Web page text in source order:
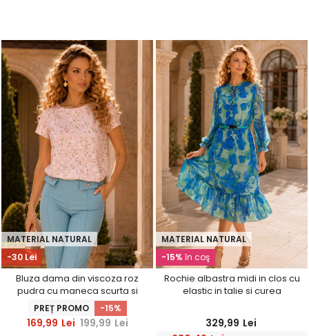
-30 Lei
MATERIAL NATURAL
Bluza dama din viscoza roz
pudra cu maneca scurta si
croi larg
PREȚ PROMO -15%
169,99 Lei 199,99 Lei
-15% în coş
MATERIAL NATURAL
Rochie albastra midi in clos cu
elastic in talie si curea
329,99 Lei